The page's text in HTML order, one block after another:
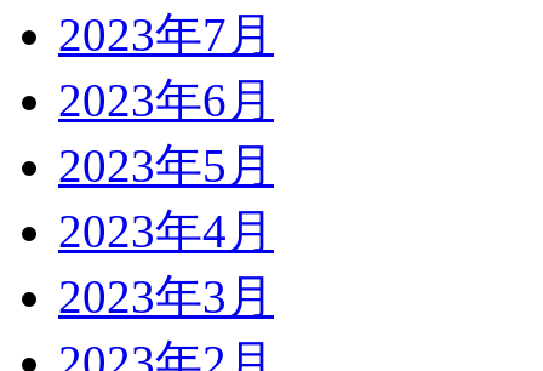
2023年7月
2023年6月
2023年5月
2023年4月
2023年3月